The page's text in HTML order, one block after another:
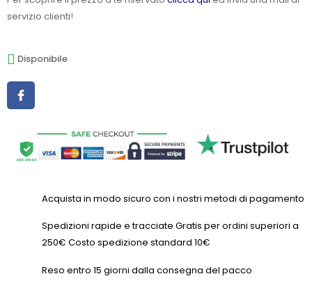
servizio clienti!
Disponibile
Acquista in modo sicuro con i nostri metodi di pagamento
Spedizioni rapide e tracciate Gratis per ordini superiori a
250€ Costo spedizione standard 10€
Reso entro 15 giorni dalla consegna del pacco